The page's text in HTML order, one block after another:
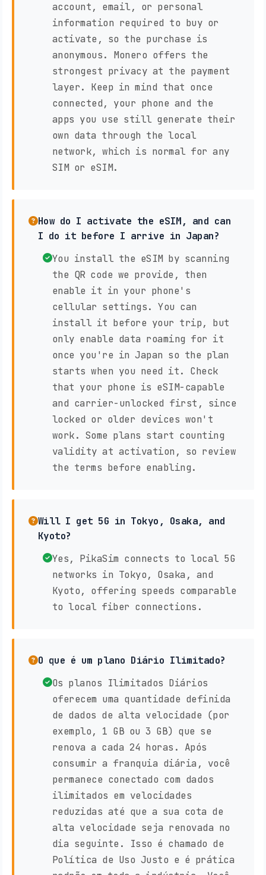
account, email, or personal
information required to buy or
activate, so the purchase is
anonymous. Monero offers the
strongest privacy at the payment
layer. Keep in mind that once
connected, your phone and the
apps you use still generate their
own data through the local
network, which is normal for any
SIM or eSIM.
How do I activate the eSIM, and can
I do it before I arrive in Japan?
You install the eSIM by scanning
the QR code we provide, then
enable it in your phone's
cellular settings. You can
install it before your trip, but
only enable data roaming for it
once you're in Japan so the plan
starts when you need it. Check
that your phone is eSIM-capable
and carrier-unlocked first, since
locked or older devices won't
work. Some plans start counting
validity at activation, so review
the terms before enabling.
Will I get 5G in Tokyo, Osaka, and
Kyoto?
Yes, PikaSim connects to local 5G
networks in Tokyo, Osaka, and
Kyoto, offering speeds comparable
to local fiber connections.
O que é um plano Diário Ilimitado?
Os planos Ilimitados Diários
oferecem uma quantidade definida
de dados de alta velocidade (por
exemplo, 1 GB ou 3 GB) que se
renova a cada 24 horas. Após
consumir a franquia diária, você
permanece conectado com dados
ilimitados em velocidades
reduzidas até que a sua cota de
alta velocidade seja renovada no
dia seguinte. Isso é chamado de
Política de Uso Justo e é prática